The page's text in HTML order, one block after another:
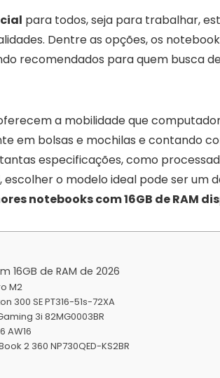
para todos, seja para trabalhar,
Dentre as opções, os
recomendados para quem busca
a mobilidade que
em bolsas e mochilas e contando
especificações, como
o modelo ideal pode ser um
notebooks com 16GB de RAM
16GB de RAM de 2026
M2
300 SE PT316-51s-72XA
3i 82MG0003BR
AW16
2 360 NP730QED-KS2BR